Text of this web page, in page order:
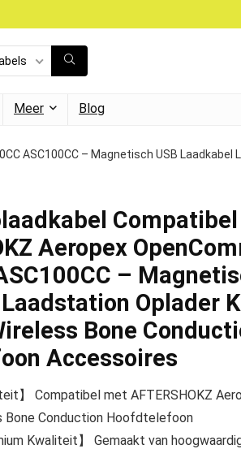
Meer Blog
ASC100CC – Magnetisch USB
Aeropex
–
Oplader
Bone
Accessoires
】 Compatibel met AFTERSHOKZ
Bone Conduction Hoofdtelefoon
Kwaliteit】 Gemaakt van